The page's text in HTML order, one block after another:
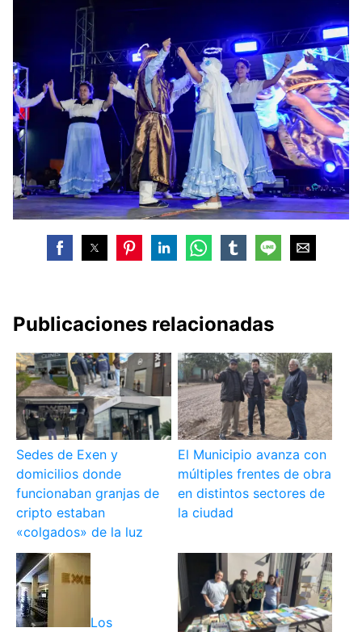
Publicaciones relacionadas
Sedes de Exen y
domicilios donde
funcionaban granjas de
cripto estaban
«colgados» de la luz
El Municipio avanza con
múltiples frentes de obra
en distintos sectores de
la ciudad
Los